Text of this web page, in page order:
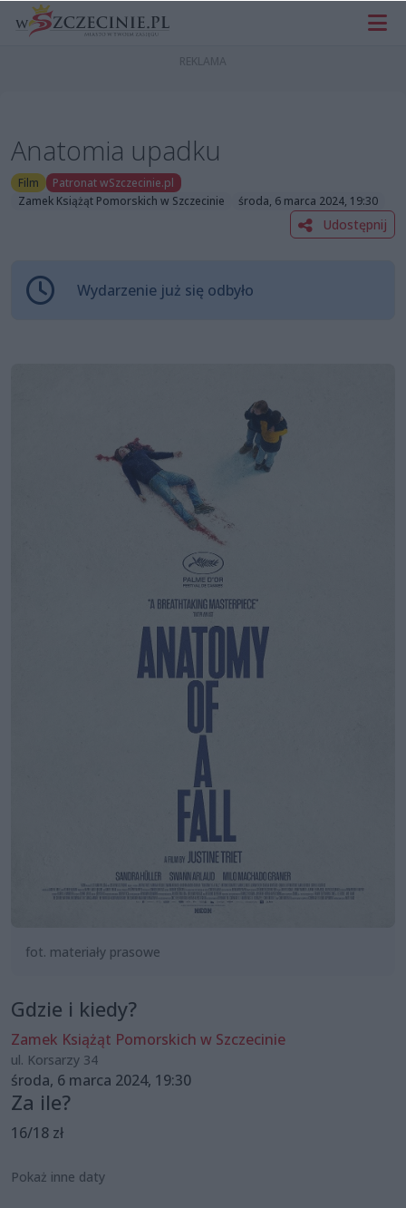
Anatomia upadku
Film
Patronat wSzczecinie.pl
Zamek Książąt Pomorskich w Szczecinie
środa, 6 marca 2024, 19:30
Udostępnij
Wydarzenie już się odbyło
fot. materiały prasowe
Gdzie i kiedy?
Zamek Książąt Pomorskich w Szczecinie
ul. Korsarzy 34
środa, 6 marca 2024, 19:30
Za ile?
16/18 zł
Pokaż inne daty